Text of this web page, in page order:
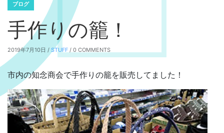
ブログ
手作りの籠！
2019年7月10日 / STUFF / 0 COMMENTS
市内の知念商会で手作りの籠を販売してました！